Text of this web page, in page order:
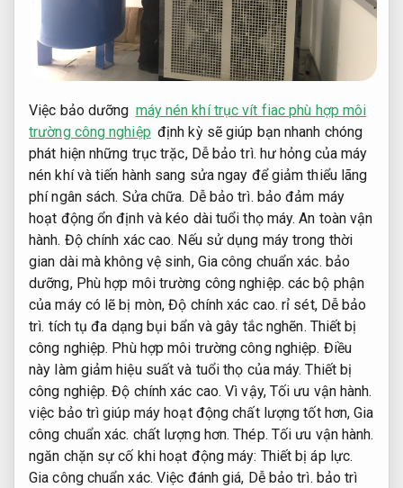
Việc bảo dưỡng máy nén khí trục vít fiac phù hợp môi
trường công nghiệp định kỳ sẽ giúp bạn nhanh chóng
phát hiện những trục trặc, Dễ bảo trì. hư hỏng của máy
nén khí và tiến hành sang sửa ngay để giảm thiểu lãng
phí ngân sách. Sửa chữa. Dễ bảo trì. bảo đảm máy
hoạt động ổn định và kéo dài tuổi thọ máy.An toàn vận
hành. Độ chính xác cao. Nếu sử dụng máy trong thời
gian dài mà không vệ sinh, Gia công chuẩn xác. bảo
dưỡng, Phù hợp môi trường công nghiệp. các bộ phận
của máy có lẽ bị mòn,Độ chính xác cao. rỉ sét, Dễ bảo
trì. tích tụ đa dạng bụi bẩn và gây tắc nghẽn. Thiết bị
công nghiệp. Phù hợp môi trường công nghiệp. Điều
này làm giảm hiệu suất và tuổi thọ của máy.Thiết bị
công nghiệp. Độ chính xác cao. Vì vậy, Tối ưu vận hành.
việc bảo trì giúp máy hoạt động chất lượng tốt hơn,Gia
công chuẩn xác. chất lượng hơn.Thép. Tối ưu vận hành.
ngăn chặn sự cố khi hoạt động máy: Thiết bị áp lực.
Gia công chuẩn xác. Việc đánh giá, Dễ bảo trì. bảo trì